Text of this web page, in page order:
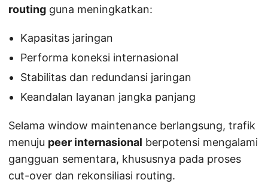
routing guna meningkatkan:
Kapasitas jaringan
Performa koneksi internasional
Stabilitas dan redundansi jaringan
Keandalan layanan jangka panjang
Selama window maintenance berlangsung, trafik
menuju peer internasional berpotensi mengalami
gangguan sementara, khususnya pada proses
cut-over dan rekonsiliasi routing.